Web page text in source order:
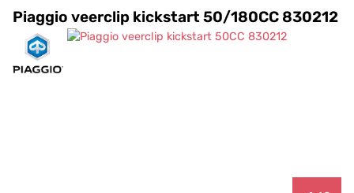
Piaggio veerclip kickstart 50/180CC 830212